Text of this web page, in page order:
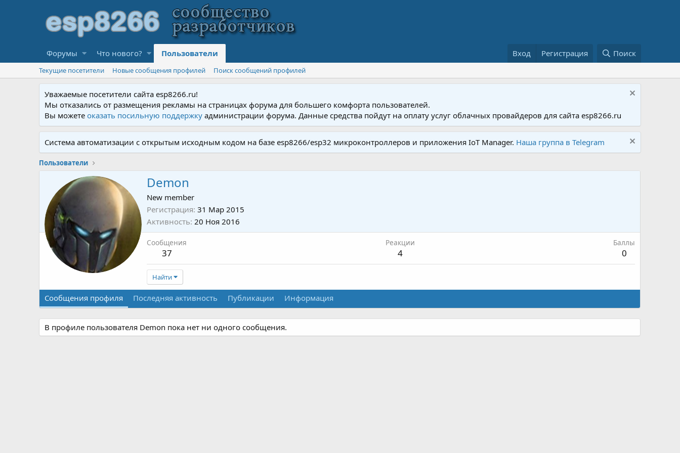
Форумы Что нового? Пользователи Вход Регистрация Поиск
Текущие посетители Новые сообщения профилей Поиск сообщений профилей
Уважаемые посетители сайта esp8266.ru!
Мы отказались от размещения рекламы на страницах форума для большего комфорта пользователей.
Вы можетеоказать посильную поддержку администрации форума. Данные средства пойдут на оплату услуг облачных провайдеров для сайта esp8266.ru
Система автоматизации с открытым исходным кодом на базе esp8266/esp32 микроконтроллеров и приложения IoT Manager. Наша группа в Telegram
Пользователи
Demon
New member
Регистрация 31 Мар 2015
Активность 20 Ноя 2016
Сообщения
37
Реакции
4
Баллы
0
Найти
Сообщения профиля Последняя активность Публикации Информация
В профиле пользователя Demon пока нет ни одного сообщения.